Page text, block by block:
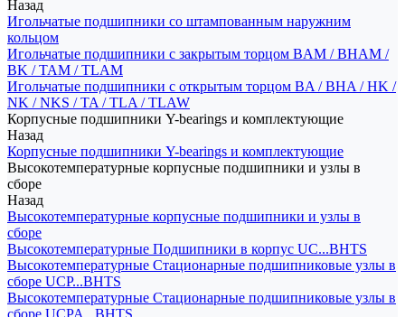
Назад
Игольчатые подшипники со штампованным наружним
кольцом
Игольчатые подшипники с закрытым торцом BAM / BHAM /
BK / TAM / TLAM
Игольчатые подшипники с открытым торцом BA / BHA / HK /
NK / NKS / TA / TLA / TLAW
Корпусные подшипники Y-bearings и комплектующие
Назад
Корпусные подшипники Y-bearings и комплектующие
Высокотемпературные корпусные подшипники и узлы в
сборе
Назад
Высокотемпературные корпусные подшипники и узлы в
сборе
Высокотемпературные Подшипники в корпус UC...BHTS
Высокотемпературные Стационарные подшипниковые узлы в
сборе UCP...BHTS
Высокотемпературные Стационарные подшипниковые узлы в
сборе UCPA...BHTS